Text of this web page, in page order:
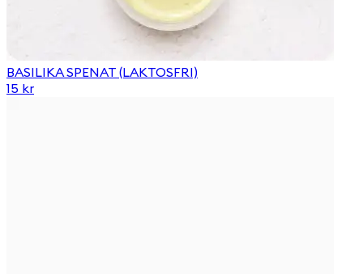
BASILIKA SPENAT (LAKTOSFRI)
15 kr